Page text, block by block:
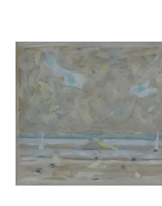
CATALOGUE
VOL. 1 :
VOL. 2 :
VOL. 3 : CRAYONS